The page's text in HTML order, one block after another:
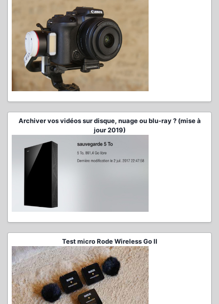
Archiver vos vidéos sur disque, nuage ou blu-ray ? (mise à
jour 2019)
Test micro Rode Wireless Go II